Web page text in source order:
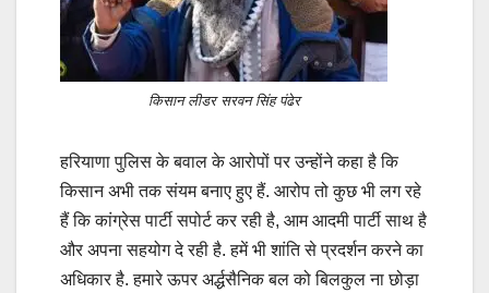
किसान लीडर सरवन सिंह पंढेर
हरियाणा पुलिस के बवाल के आरोपों पर उन्होंने कहा है कि
किसान अभी तक संयम बनाए हुए हैं. आरोप तो कुछ भी लग रहे
हैं कि कांग्रेस पार्टी सपोर्ट कर रही है, आम आदमी पार्टी साथ है
और अपना सहयोग दे रही है. हमें भी शांति से प्रदर्शन करने का
अधिकार है. हमारे ऊपर अर्द्धसैनिक बल को बिलकुल ना छोड़ा